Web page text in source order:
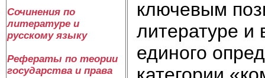
Сочинения по
литературе и
русскому языку
Рефераты по теории
государства и права
ключевым
литературе и
единого